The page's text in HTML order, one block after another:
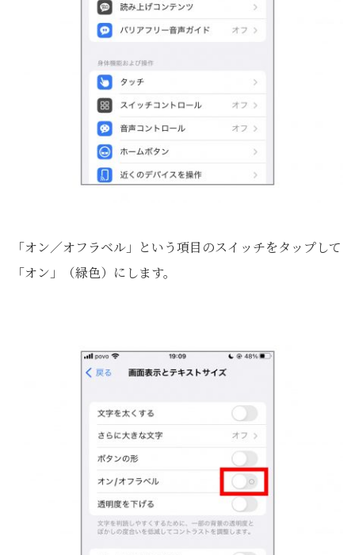
「オン／オフラベル」という項目のスイッチをタップして
「オン」（緑色）にします。